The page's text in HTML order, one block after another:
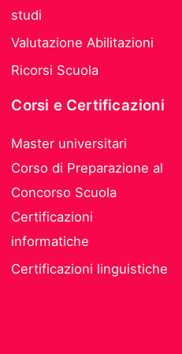
studi
Valutazione Abilitazioni
Ricorsi Scuola
Corsi e Certificazioni
Master universitari
Corso di Preparazione al
Concorso Scuola
Certificazioni
informatiche
Certificazioni linguistiche